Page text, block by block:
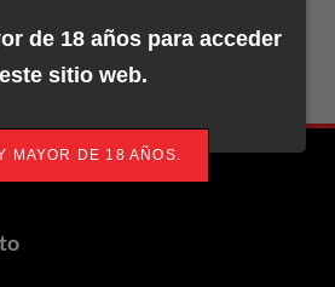
de 18 años para acceder
sitio web.
MAYOR DE 18 AÑOS.